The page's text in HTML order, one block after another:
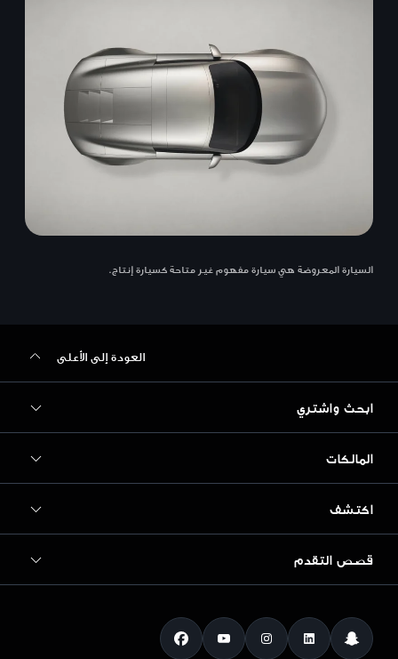
السيارة المعروضة هي سيارة مفهوم غير متاحة كسيارة إنتاج.
العودة إلى الأعلى
ابحث واشتري
الطرازات
السيارات المستعملة
تأجير Audi
تسوّق الإكسسوارات
المالكات
الخدمة والإصلاح
القطع والإكسسوارات
الفوائد والمجموعات
اكتشف
التنقل الكهربائي
Audi exclusive
قصص التقدم
نظرة عامة
التكنولوجيا